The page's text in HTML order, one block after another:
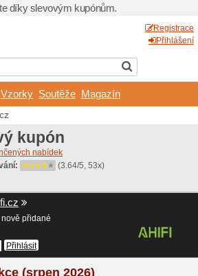
levněji.
Slevy